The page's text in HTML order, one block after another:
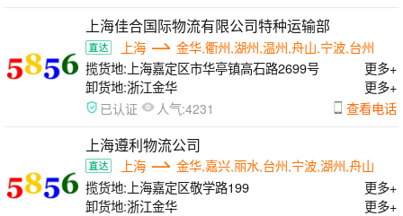
上海佳合国际物流有限公司特种运输部
上海
金华,衢州,湖州,温州,舟山,宁波,台州
揽货地: 上海嘉定区市华亭镇高石路2699号
更多+
卸货地:浙江金华 更多+
已认证 人气:4231 查看电话
上海遵利物流公司
上海
金华,嘉兴,丽水,台州,宁波,湖州,舟山
揽货地: 上海嘉定区敬学路199
更多+
卸货地:浙江金华 更多+